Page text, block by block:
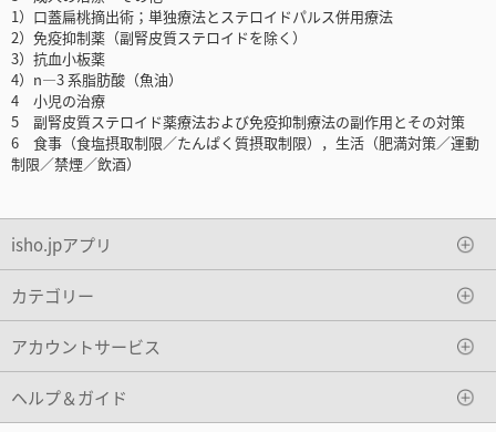
1）口蓋扁桃摘出術；単独療法とステロイドパルス併用療法
2）免疫抑制薬（副腎皮質ステロイドを除く）
3）抗血小板薬
4）n—3 系脂肪酸（魚油）
4 小児の治療
5 副腎皮質ステロイド薬療法および免疫抑制療法の副作用とその対策
6 食事（食塩摂取制限／たんぱく質摂取制限），生活（肥満対策／運動
制限／禁煙／飲酒）
isho.jpアプリ
カテゴリー
アカウントサービス
ヘルプ＆ガイド